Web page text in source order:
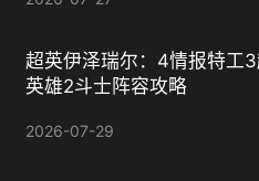
超英伊泽瑞尔：4情报特工
英雄2斗士阵容攻略
2026-07-29